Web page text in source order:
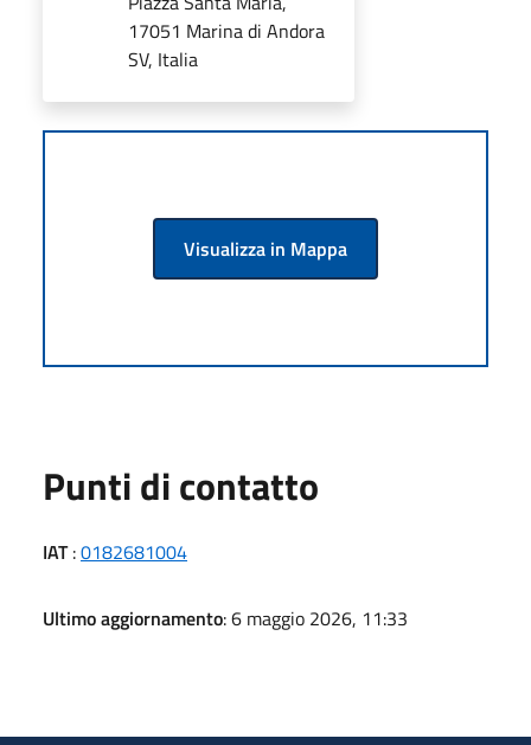
17051 Marina di Andora
SV, Italia
Visualizza in Mappa
Punti di contatto
IAT:0182681004
Ultimo aggiornamento: 6 maggio 2026, 11:33